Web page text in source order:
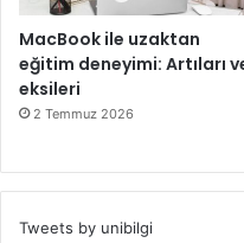
MacBook ile uzaktan
eğitim deneyimi: Artıları
eksileri
2 Temmuz 2026
Tweets by unibilgi